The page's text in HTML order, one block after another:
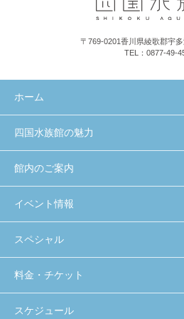
〒769-0201香川県綾歌郡宇
TEL：0877-49-
ホーム
四国水族館の魅力
館内のご案内
イベント情報
スペシャル
料金・チケット
スケジュール